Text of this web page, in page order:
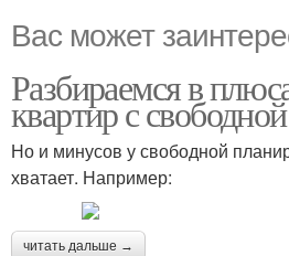
Вас может
Разбираемся в
квартир с
Но и минусов у свободной
хватает. Например:
читать дальше →